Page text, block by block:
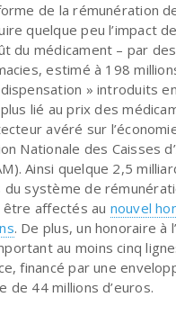
de la rémunération
quelque peu l’impact
du médicament – par
estimé à 198
» introduits
lié au prix des
avéré sur
Nationale des Caisses
Ainsi quelque 2,5
système de
affectés au nouvel
. De plus, un honoraire à
au moins cinq
financé par une
de 44 millions d’euros.